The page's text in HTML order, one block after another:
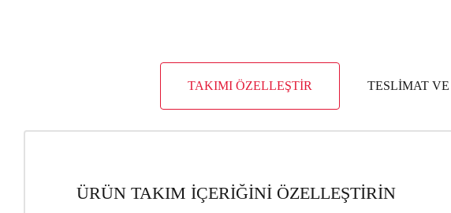
TAKIMI ÖZELLEŞTİR TESLİMAT
ÜRÜN TAKIM İÇERİĞİNİ ÖZELLEŞTİRİN